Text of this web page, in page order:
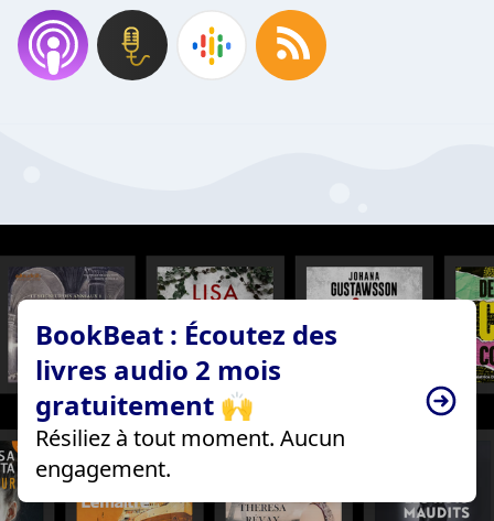
BookBeat : Écoutez des
livres audio 2 mois
gratuitement 🙌
Résiliez à tout moment. Aucun
engagement.